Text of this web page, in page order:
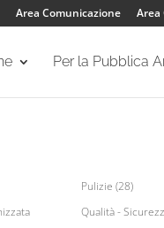
Area Comunicazione Area
Per la Pubblica
Pulizie (28)
Qualità -